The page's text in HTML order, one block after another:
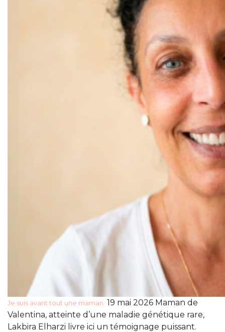
Je suis avant tout une maman 19 mai 2026 Maman de
Valentina, atteinte d’une maladie génétique rare,
Lakbira Elharzi livre ici un témoignage puissant.